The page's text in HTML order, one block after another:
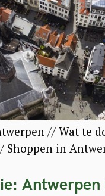
// Wat te
Shoppen in
Antwerpen